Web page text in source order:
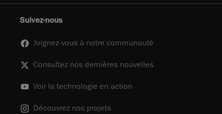
Suivez-nous
Joignez-vous à notre communauté
Consultez nos dernières nouvelles
Voir la technologie en action
Découvrez nos projets